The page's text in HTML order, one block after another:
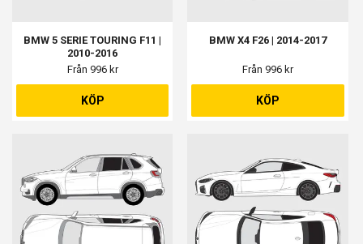
BMW 5 SERIE TOURING F11 |
2010-2016
Från 996 kr
KÖP
BMW X4 F26 | 2014-2017
Från 996 kr
KÖP